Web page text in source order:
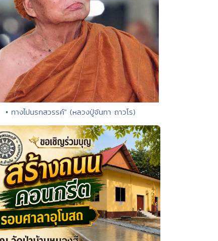
• ทางไปนรกสวรรค์" (หลวงปู่จันทา ถาวโร)